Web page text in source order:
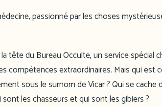
passionné par les choses
tête du Bureau Occulte, un service spécial
compétences extraordinaires. Mais qui est
sous le surnom de Vicar ? Qui se
sont les chasseurs et qui sont les gibiers ?